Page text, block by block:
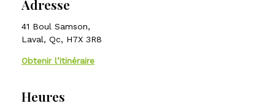
Adresse
41 Boul Samson,
Laval, Qc, H7X 3R8
Obtenir l’itinéraire
Heures